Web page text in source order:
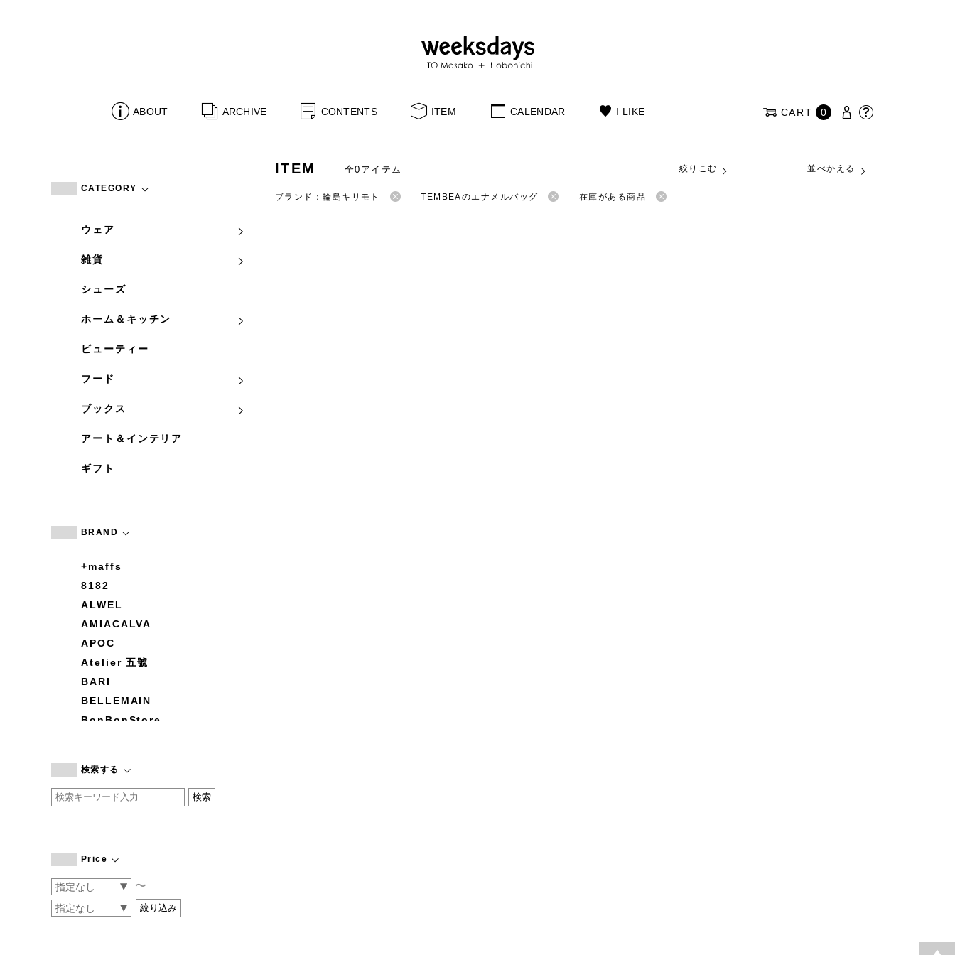
ABOUT ARCHIVE CONTENTS ITEM CALENDAR I LIKE CART 0
CATEGORY
ウェア
雑貨
シューズ
ホーム＆キッチン
ビューティー
フード
ブックス
アート＆インテリア
ギフト
BRAND
+maffs
8182
ALWEL
AMIACALVA
APOC
Atelier 五號
BARI
BELLEMAIN
BonBonStore
by basics
CATWORTH
COGTHEBIGSMOKE
CONVERSE
DEAN & DELUCA
検索する
Price
〜
ITEM 全0アイテム 絞りこむ 並べかえる
ブランド：輪島キリモト TEMBEAのエナメルバッグ 在庫がある商品